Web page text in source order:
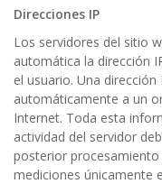
Direcciones IP
Los servidores del sitio
automática la dirección
el usuario. Una
automáticamente a un
Internet. Toda esta
actividad del servidor
posterior
mediciones únicamente